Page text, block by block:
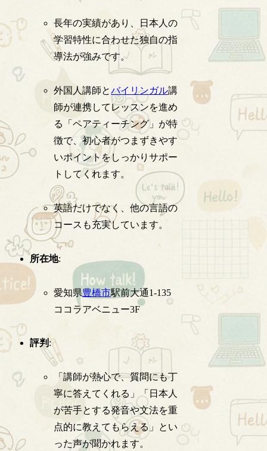
長年の実績があり、日本人の
学習特性に合わせた独自の指
導法が強みです。
外国人講師とバイリンガル講
師が連携してレッスンを進め
る「ペアティーチング」が特
徴で、初心者がつまずきやす
いポイントをしっかりサポー
トしてくれます。
英語だけでなく、他の言語の
コースも充実しています。
所在地:
愛知県豊橋市駅前大通1-135
ココラアベニュー3F
評判 :
「講師が熱心で、質問にも丁
寧に答えてくれる」「日本人
が苦手とする発音や文法を重
点的に教えてもらえる」とい
った声が聞かれます。